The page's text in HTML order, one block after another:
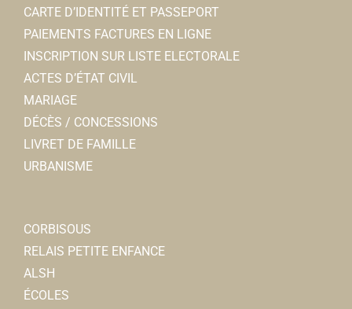
CARTE D’IDENTITÉ ET PASSEPORT
PAIEMENTS FACTURES EN LIGNE
INSCRIPTION SUR LISTE ELECTORALE
ACTES D’ÉTAT CIVIL
MARIAGE
DÉCÈS / CONCESSIONS
LIVRET DE FAMILLE
URBANISME
CORBISOUS
RELAIS PETITE ENFANCE
ALSH
ÉCOLES